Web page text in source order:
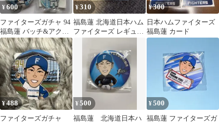
¥600
ファイターズガチャ 94
福島蓮 バッチ&アクス
タ
¥310
福島蓮 北海道日本ハム
ファイターズ レギュラ
¥300
日本ハムファイターズ
福島蓮 カード
¥488
ファイターズガチャ
¥500
福島蓮 北海道日本ハ
¥500
福島蓮 ファイターズガ